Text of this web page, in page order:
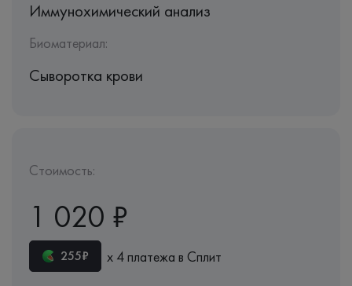
Иммунохимический анализ
Биоматериал:
Сыворотка крови
Стоимость:
1 020 ₽
255₽ х 4 платежа в Сплит